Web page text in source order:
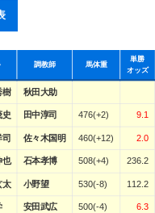
調教師 馬体重
単勝
オッズ
樹 秋田大助
史 田中淳司 476(+2) 9.1
司 佐々木国明 460(+12) 2.0
也 石本孝博 508(+4) 236.2
太 小野望 530(-8) 112.2
安田武広 500(-4) 6.3